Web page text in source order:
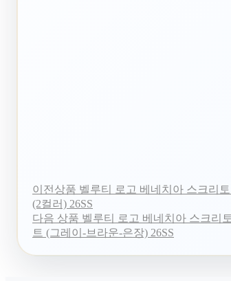
이전상품 벨루티 로고 베네치아 스크리
(2컬러) 26SS
다음 상품 벨루티 로고 베네치아 스크리
트 (그레이-브라운-은장) 26SS